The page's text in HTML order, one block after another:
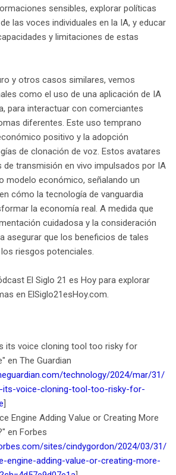
sensibles, explorar políticas
las voces individuales en la IA, y educar
y limitaciones de estas
y otros casos similares, vemos
como el uso de una aplicación de IA
para interactuar con comerciantes
diferentes. Este uso temprano
positivo y la adopción
de clonación de voz. Estos avatares
de transmisión en vivo impulsados por IA
modelo económico, señalando un
cómo la tecnología de vanguardia
la economía real. A medida que
cuidadosa y la consideración
asegurar que los beneficios de tales
riesgos potenciales.
El Siglo 21 es Hoy para explorar
en ElSiglo21esHoy.com.
its voice cloning tool too risky for
en The Guardian
technology/2024/mar/31/
its-voice-cloning-tool-too-risky-for-
]
Engine Adding Value or Creating More
en Forbes
sites/cindygordon/2024/03/31/
engine-adding-value-or-creating-more-